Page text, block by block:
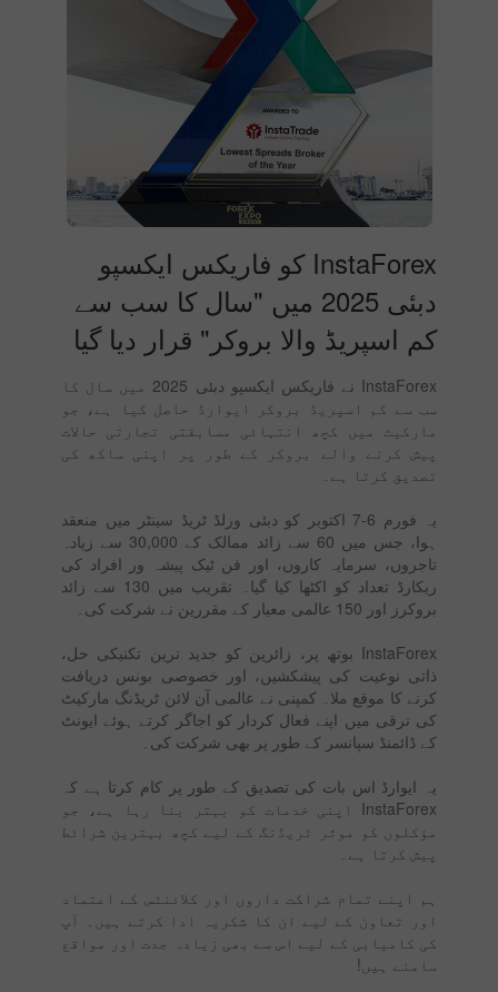
InstaForex کو فاریکس ایکسپو
دبئی 2025 میں "سال کا سب سے
کم اسپریڈ والا بروکر" قرار دیا گیا
InstaForex نے فاریکس ایکسپو دبئی 2025 میں سال کا
سب سے کم اسپریڈ بروکر ایوارڈ حاصل کیا ہے، جو
مارکیٹ میں کچھ انتہائی مسابقتی تجارتی حالات
پیش کرنے والے بروکر کے طور پر اپنی ساکھ کی
تصدیق کرتا ہے۔
یہ فورم 6-7 اکتوبر کو دبئی ورلڈ ٹریڈ سینٹر میں منعقد
ہوا، جس میں 60 سے زائد ممالک کے 30,000 سے زیادہ
تاجروں، سرمایہ کاروں، اور فن ٹیک پیشہ ور افراد کی
ریکارڈ تعداد کو اکٹھا کیا گیا۔ تقریب میں 130 سے ​​زائد
بروکرز اور 150 عالمی معیار کے مقررین نے شرکت کی۔
InstaForex بوتھ پر، زائرین کو جدید ترین تکنیکی حل،
ذاتی نوعیت کی پیشکشیں، اور خصوصی بونس دریافت
کرنے کا موقع ملا۔ کمپنی نے عالمی آن لائن ٹریڈنگ مارکیٹ
کی ترقی میں اپنے فعال کردار کو اجاگر کرتے ہوئے ایونٹ
کے ڈائمنڈ سپانسر کے طور پر بھی شرکت کی۔
یہ ایوارڈ اس بات کی تصدیق کے طور پر کام کرتا ہے کہ
InstaForex اپنی خدمات کو بہتر بنا رہا ہے، جو
مؤکلوں کو موثر ٹریڈنگ کے لیے کچھ بہترین شرائط
پیش کرتا ہے۔
ہم اپنے تمام شراکت داروں اور کلائنٹس کے اعتماد
اور تعاون کے لیے ان کا شکریہ ادا کرتے ہیں۔ آپ
کی کامیابی کے لیے اس سے بھی زیادہ جدت اور مواقع
سامنے ہیں!